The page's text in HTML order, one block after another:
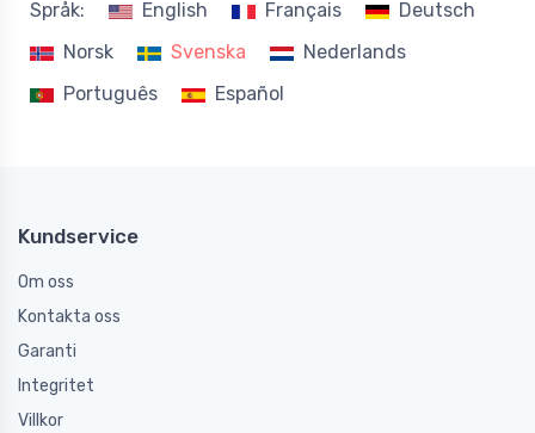
Språk: English Français
Deutsch
Norsk
Svenska
Nederlands
Português
Español
Kundservice
Om oss
Kontakta oss
Garanti
Integritet
Villkor